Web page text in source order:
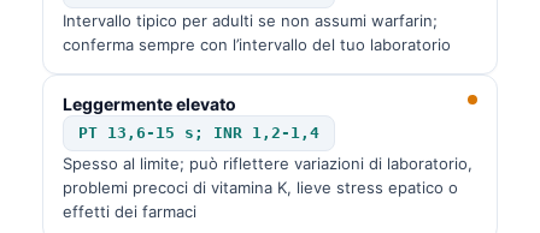
Intervallo tipico per adulti se non assumi warfarin;
conferma sempre con l’intervallo del tuo laboratorio
Leggermente elevato
PT 13,6-15 s; INR 1,2-1,4
Spesso al limite; può riflettere variazioni di laboratorio,
problemi precoci di vitamina K, lieve stress epatico o
effetti dei farmaci